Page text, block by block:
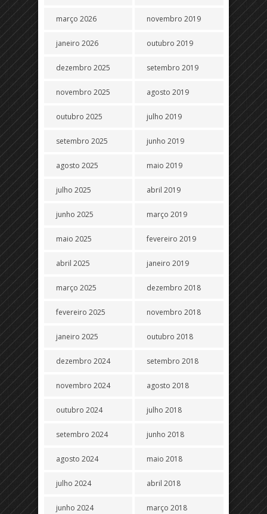
março 2026
janeiro 2026
dezembro 2025
novembro 2025
outubro 2025
setembro 2025
agosto 2025
julho 2025
junho 2025
maio 2025
abril 2025
março 2025
fevereiro 2025
janeiro 2025
dezembro 2024
novembro 2024
outubro 2024
setembro 2024
agosto 2024
julho 2024
junho 2024
novembro 2019
outubro 2019
setembro 2019
agosto 2019
julho 2019
junho 2019
maio 2019
abril 2019
março 2019
fevereiro 2019
janeiro 2019
dezembro 2018
novembro 2018
outubro 2018
setembro 2018
agosto 2018
julho 2018
junho 2018
maio 2018
abril 2018
março 2018